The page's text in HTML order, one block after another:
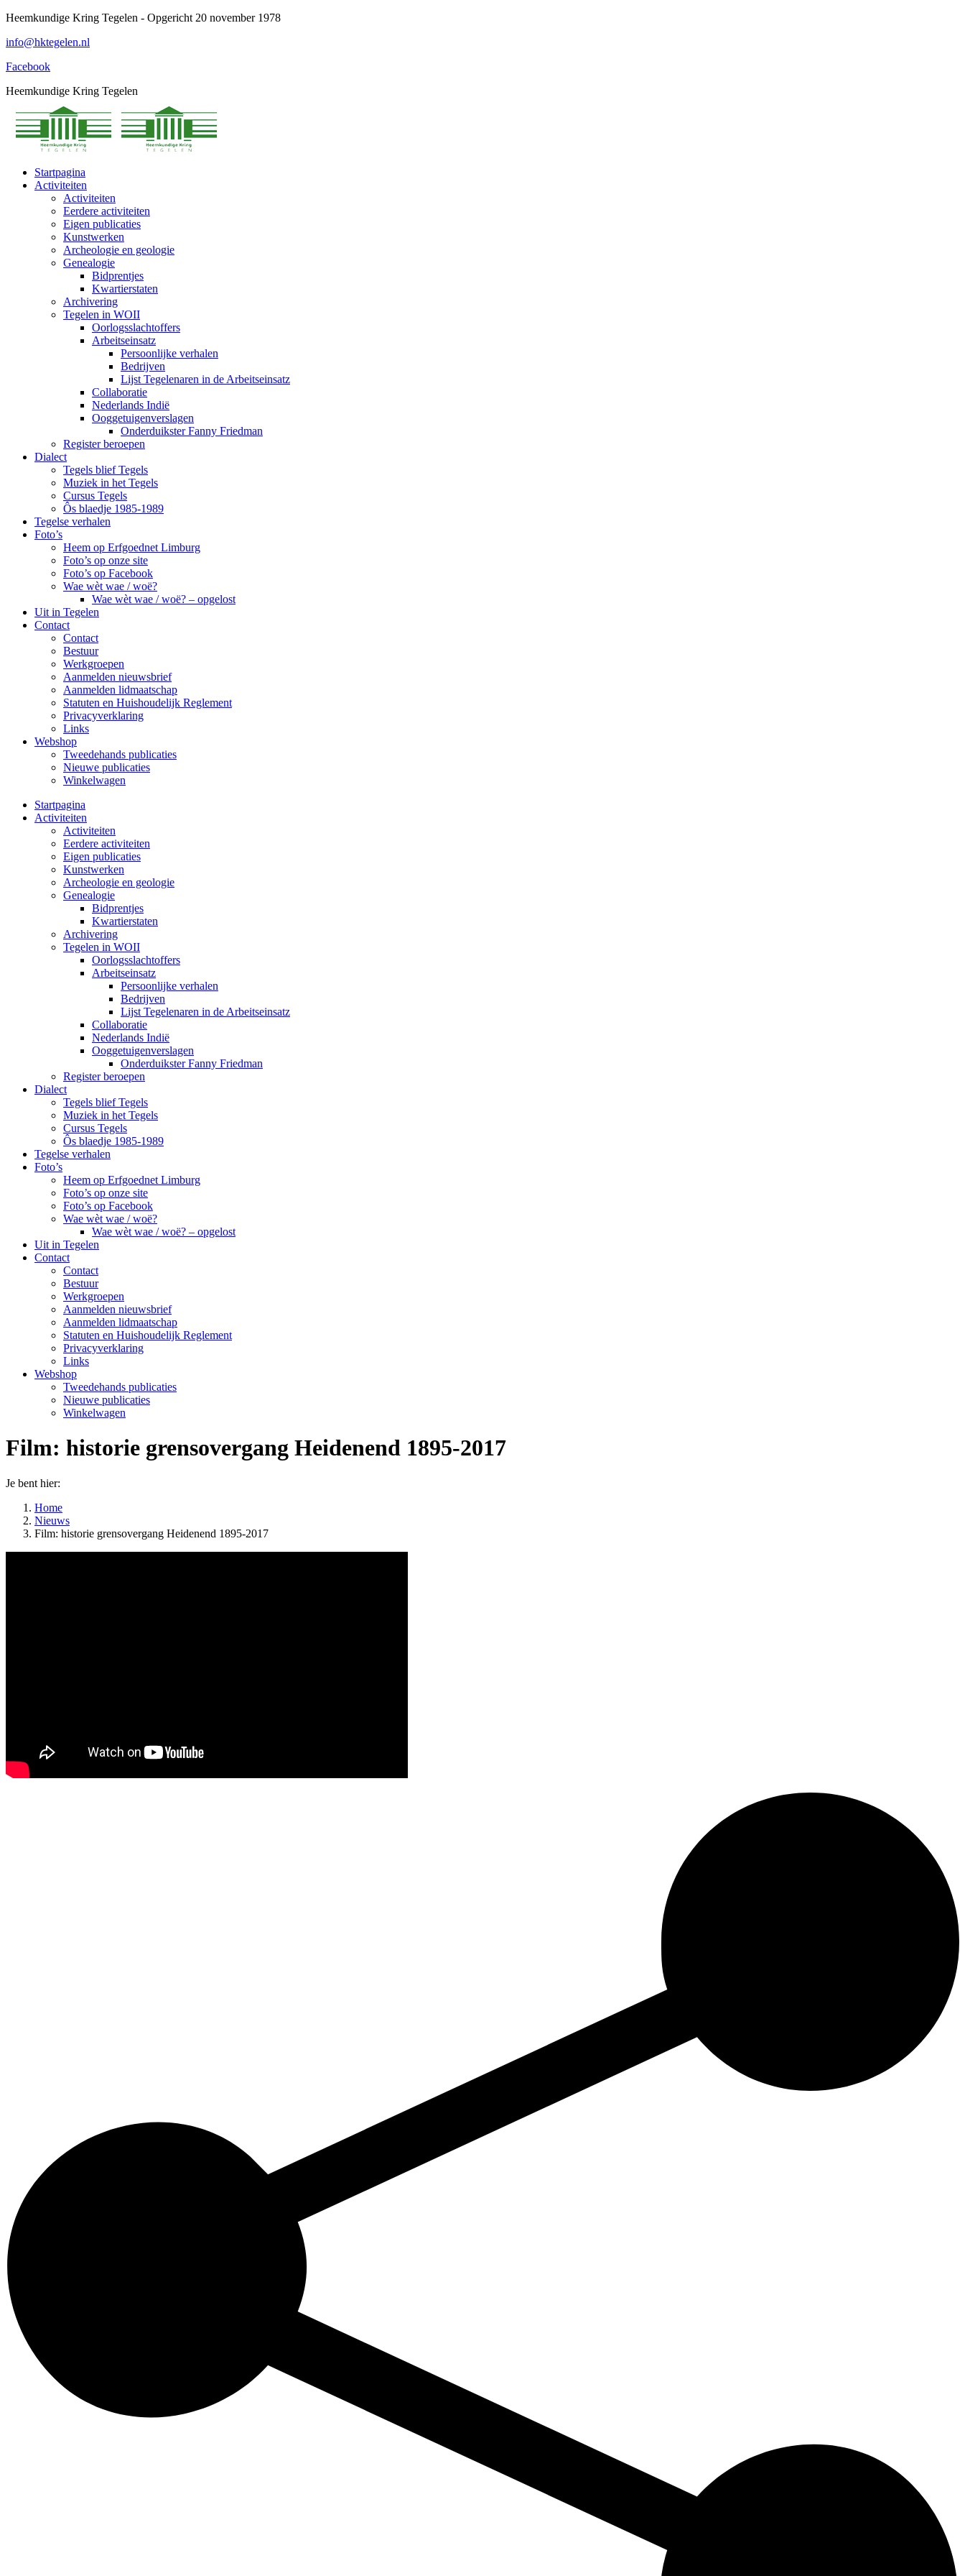
Spring
content
Heemkundige Kring Tegelen - Opgericht 20 november 1978
info@hktegelen.nl
Facebook
Heemkundige Kring Tegelen
Startpagina
Activiteiten
Activiteiten
Eerdere activiteiten
Eigen publicaties
Kunstwerken
Archeologie en geologie
Genealogie
Bidprentjes
Kwartierstaten
Archivering
Tegelen in WOII
Oorlogsslachtoffers
Arbeitseinsatz
Persoonlijke verhalen
Bedrijven
Lijst Tegelenaren in de Arbeitseinsatz
Collaboratie
Nederlands Indië
Ooggetuigenverslagen
Onderduikster Fanny Friedman
Register beroepen
Dialect
Tegels blief Tegels
Muziek in het Tegels
Cursus Tegels
Ôs blaedje 1985-1989
Tegelse verhalen
Foto’s
Heem op Erfgoednet Limburg
Foto’s op onze site
Foto’s op Facebook
Wae wèt wae / woë?
Wae wèt wae / woë? – opgelost
Uit in Tegelen
Contact
Contact
Bestuur
Werkgroepen
Aanmelden nieuwsbrief
Aanmelden lidmaatschap
Statuten en Huishoudelijk Reglement
Privacyverklaring
Links
Webshop
Tweedehands publicaties
Nieuwe publicaties
Winkelwagen
Startpagina
Activiteiten
Activiteiten
Eerdere activiteiten
Eigen publicaties
Kunstwerken
Archeologie en geologie
Genealogie
Bidprentjes
Kwartierstaten
Archivering
Tegelen in WOII
Oorlogsslachtoffers
Arbeitseinsatz
Persoonlijke verhalen
Bedrijven
Lijst Tegelenaren in de Arbeitseinsatz
Collaboratie
Nederlands Indië
Ooggetuigenverslagen
Onderduikster Fanny Friedman
Register beroepen
Dialect
Tegels blief Tegels
Muziek in het Tegels
Cursus Tegels
Ôs blaedje 1985-1989
Tegelse verhalen
Foto’s
Heem op Erfgoednet Limburg
Foto’s op onze site
Foto’s op Facebook
Wae wèt wae / woë?
Wae wèt wae / woë? – opgelost
Uit in Tegelen
Contact
Contact
Bestuur
Werkgroepen
Aanmelden nieuwsbrief
Aanmelden lidmaatschap
Statuten en Huishoudelijk Reglement
Privacyverklaring
Links
Webshop
Tweedehands publicaties
Nieuwe publicaties
Winkelwagen
Film: historie grensovergang Heidenend 1895-2017
Je bent hier:
Home
Nieuws
Film: historie grensovergang Heidenend 1895-2017